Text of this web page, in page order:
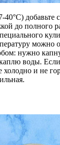
40°С) добавьте
до полного
можно
нужно
каплю воды.
и не